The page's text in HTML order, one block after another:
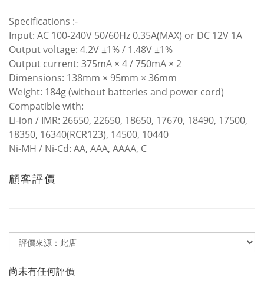
Specifications :-
Input: AC 100-240V 50/60Hz 0.35A(MAX) or DC 12V 1A
Output voltage: 4.2V ±1% / 1.48V ±1%
Output current: 375mA × 4 / 750mA × 2
Dimensions: 138mm × 95mm × 36mm
Weight: 184g (without batteries and power cord)
Compatible with:
Li-ion / IMR: 26650, 22650, 18650, 17670, 18490, 17500,
18350, 16340(RCR123), 14500, 10440
Ni-MH / Ni-Cd: AA, AAA, AAAA, C
顧客評價
尚未有任何評價